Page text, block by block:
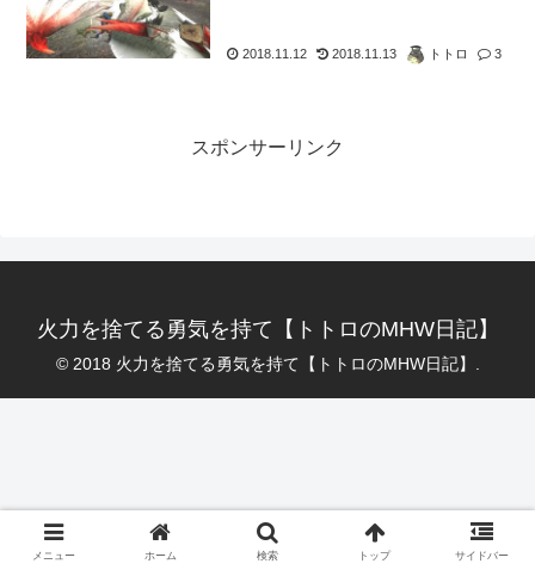
2018.11.12 2018.11.13 トトロ 3
スポンサーリンク
火力を捨てる勇気を持て【トトロのMHW日記】
© 2018 火力を捨てる勇気を持て【トトロのMHW日記】.
メニュー ホーム 検索 トップ サイドバー